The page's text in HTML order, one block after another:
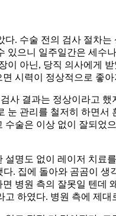
. 수술 전의 검사 절차
으니 일주일간은 세수
이 아닌, 당직 의사에게
시력이 정상적으로 좋
사 결과는 정상이라고
눈 관리를 철저히 하면
술은 이상 없이 잘되
명도 없이 레이저 치
. 집에 돌아와 곰곰이
병원 측의 잘못일 텐
하였다. 병원 측에 제